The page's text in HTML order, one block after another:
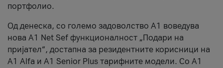
портфолио.
Од денеска, со големо задоволство А1 воведува
нова A1 Net Sef функционалност „Подари на
пријател“, достапна за резидентните корисници на
А1 Alfa и A1 Senior Plus тарифните модели. Со A1